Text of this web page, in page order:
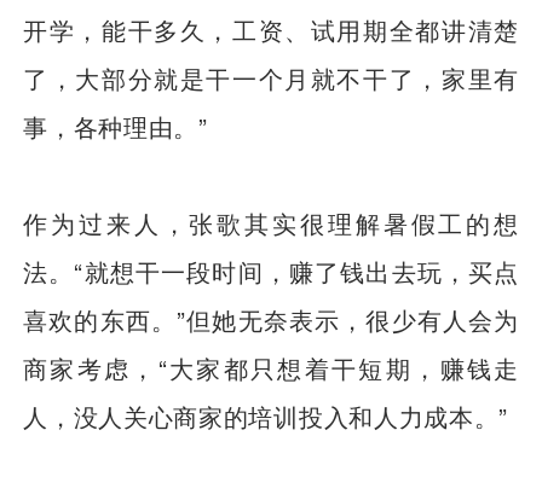
开学，能干多久，工资、试用期全都讲清楚
了，大部分就是干一个月就不干了，家里有
事，各种理由。”
作为过来人，张歌其实很理解暑假工的想
法。“就想干一段时间，赚了钱出去玩，买点
喜欢的东西。”但她无奈表示，很少有人会为
商家考虑，“大家都只想着干短期，赚钱走
人，没人关心商家的培训投入和人力成本。”